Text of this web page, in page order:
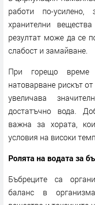
работи по-
хранителни
резултат може да се
слабост и замайване.
При горещо време
натоварване рискът
увеличава
достатъчно вода.
важна за хората,
условия на високи
Ролята на водата за
Бъбреците са
баланс в